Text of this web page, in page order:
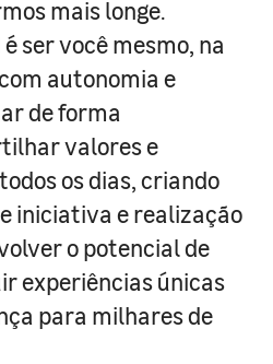
mais longe.
é ser você mesmo, na
autonomia e
de forma
valores e
os dias, criando
iniciativa e realização
o potencial de
experiências únicas
para milhares de